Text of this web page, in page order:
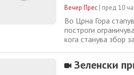
Вечер Прес | пред 10
Во Црна Гора
построги
кога станува збор
покрај забраната ќе
Зеленски